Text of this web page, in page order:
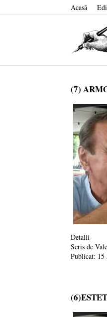
Acasă
(7)
Detalii
Scris de
Publicat: 15